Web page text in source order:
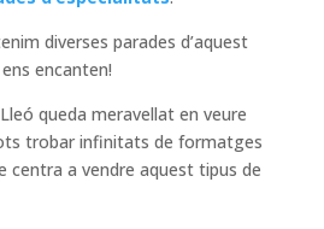
diverses parades d’aquest
encanten!
queda meravellat en veure
trobar infinitats de formatges
centra a vendre aquest tipus de